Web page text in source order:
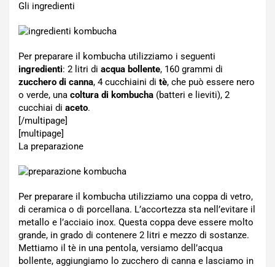
Gli ingredienti
Per preparare il kombucha utilizziamo i seguenti
ingredienti: 2 litri di acqua bollente, 160 grammi di
zucchero di canna, 4 cucchiaini di tè, che può essere nero
o verde, una coltura di kombucha (batteri e lieviti), 2
cucchiai di aceto.
[/multipage]
[multipage]
La preparazione
Per preparare il kombucha utilizziamo una coppa di vetro,
di ceramica o di porcellana. L’accortezza sta nell’evitare il
metallo e l’acciaio inox. Questa coppa deve essere molto
grande, in grado di contenere 2 litri e mezzo di sostanze.
Mettiamo il tè in una pentola, versiamo dell’acqua
bollente, aggiungiamo lo zucchero di canna e lasciamo in